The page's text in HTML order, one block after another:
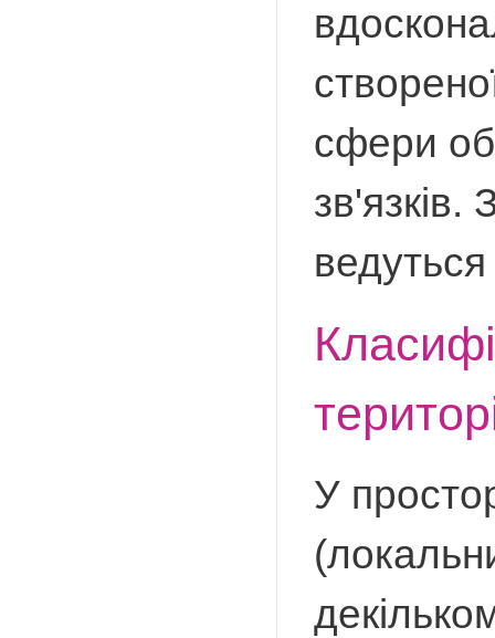
сфери
зв'язків.
У